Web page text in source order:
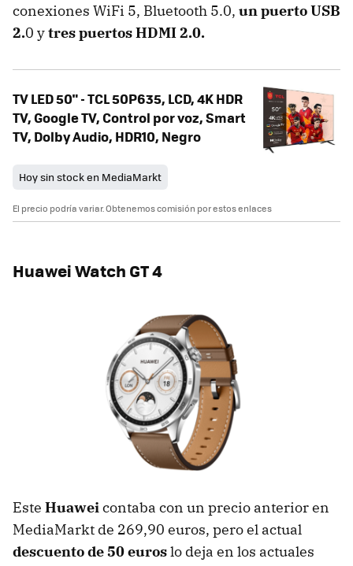
conexiones WiFi 5, Bluetooth 5.0, un puerto USB
2.0 ytres puertos HDMI 2.0.
TV LED 50" - TCL 50P635, LCD, 4K HDR
TV, Google TV, Control por voz, Smart
TV, Dolby Audio, HDR10, Negro
Hoy sin stock en MediaMarkt
El precio podría variar. Obtenemos comisión por estos enlaces
Huawei Watch GT 4
Este Huaweicontaba con un precio anterior en
MediaMarkt de 269,90 euros, pero el actual
descuento de 50 euroslo deja en los actuales